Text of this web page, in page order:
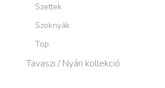
Szettek
Szoknyák
Top
Tavaszi / Nyári kollekció